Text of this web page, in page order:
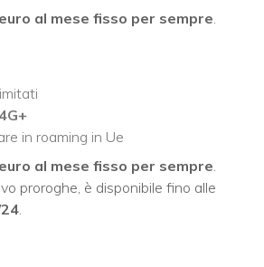
al mese fisso per sempre.
in roaming in Ue
al mese fisso per sempre.
proroghe, è disponibile fino alle
.